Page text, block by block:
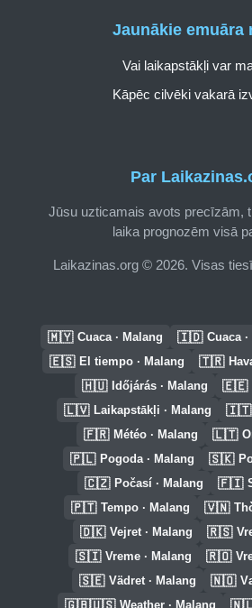
Par
Jūsu uzticamais avots precīzām,
laika prognozēm visā
Laikazinas.org © 2026. Visas
Jaunākie emuāra
Vai laikapstākļi var
Kāpēc cilvēki vakarā
🇲🇾 Cuaca · Malang 🇮🇩 Cuaca
🇪🇸 El tiempo · Malang 🇹🇷
🇭🇺 Időjárás · Malang 🇪🇪
🇱🇻 Laikapstākļi · Malang 🇮🇹
🇫🇷 Météo · Malang 🇱🇹
🇵🇱 Pogoda · Malang 🇸🇰
🇨🇿 Počasí · Malang 🇫🇮
🇵🇹 Tempo · Malang 🇻🇳
🇩🇰 Vejret · Malang 🇷🇸
🇸🇮 Vreme · Malang 🇷🇴
🇸🇪 Vädret · Malang 🇳🇴
Weather · Malang